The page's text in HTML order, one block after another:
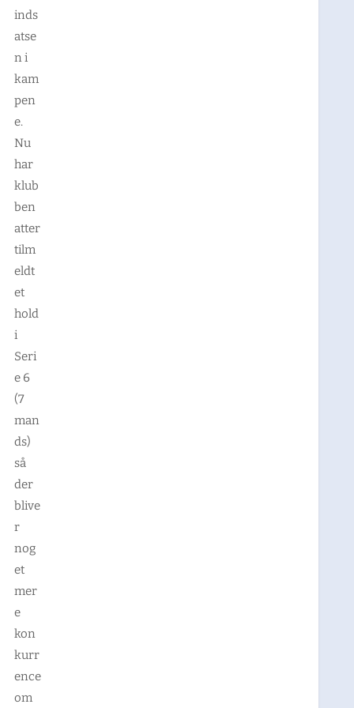
inds
atse
n i
kam
pen
e.
Nu
har
klub
ben
atter
tilm
eldt
et
hold
i
Seri
e 6
(7
man
ds)
så
der
blive
r
nog
et
mer
e
kon
kurr
ence
om